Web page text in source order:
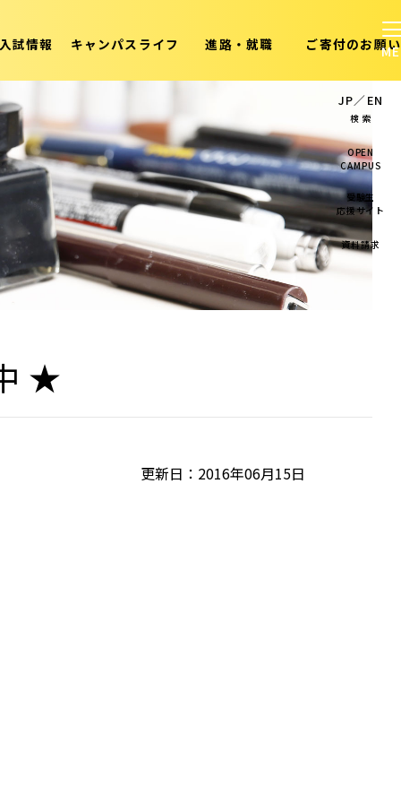
試情報 キャンパスライフ 進路・就職 ご寄付のお願い
★
更新日：2016年06月15日
JP／EN
検 索
OPEN
CAMPUS
受験生
応援サイト
資料請求